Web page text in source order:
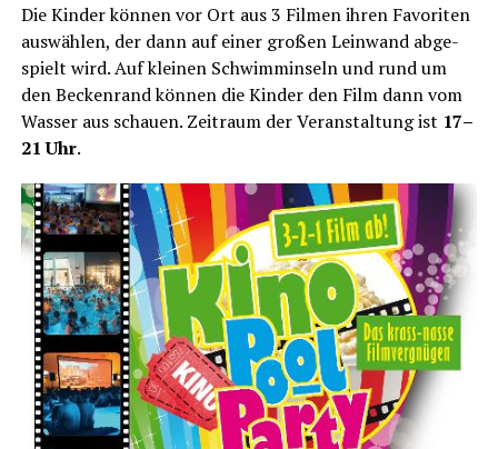
Die Kin­der kön­nen vor Ort aus 3 Fil­men ihren Favo­ri­ten
aus­wäh­len, der dann auf einer gro­ßen Lein­wand abge­
spielt wird. Auf klei­nen Schwimm­in­seln und rund um
den Becken­rand kön­nen die Kin­der den Film dann vom
Was­ser aus schau­en. Zeit­raum der Ver­an­stal­tung ist 17–
21 Uhr.